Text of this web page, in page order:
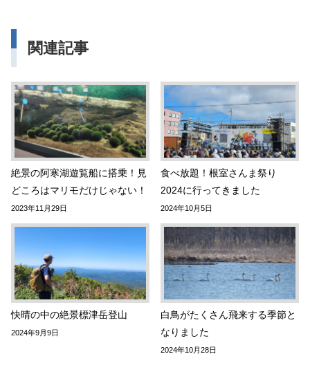
関連記事
絶景の阿寒湖遊覧船に搭乗！見
どころはマリモだけじゃない！
2023年11月29日
食べ放題！根室さんま祭り
2024に行ってきました
2024年10月5日
快晴の中の絶景標津岳登山
2024年9月9日
白鳥がたくさん飛来する季節と
なりました
2024年10月28日